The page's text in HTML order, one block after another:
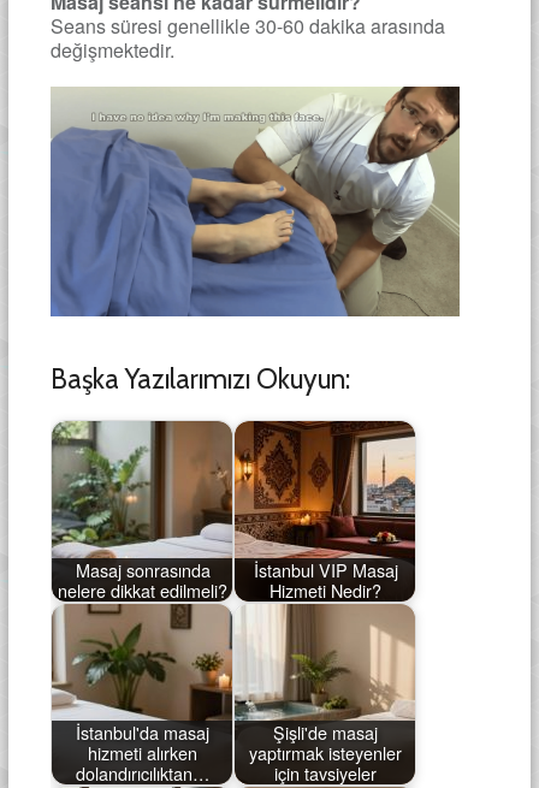
Seans süresi genellikle 30-60 dakika arasında
değişmektedir.
Başka Yazılarımızı Okuyun:
Masaj sonrasında
nelere dikkat edilmeli?
İstanbul VIP Masaj
Hizmeti Nedir?
İstanbul'da masaj
hizmeti alırken
dolandırıcılıktan…
Şişli'de masaj
yaptırmak isteyenler
için tavsiyeler